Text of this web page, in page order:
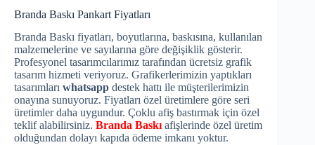
Branda Baskı Pankart Fiyatları
Branda Baskı fiyatları, boyutlarına, baskısına, kullanılan
malzemelerine ve sayılarına göre değişiklik gösterir.
Profesyonel tasarımcılarımız tarafından ücretsiz grafik
tasarım hizmeti veriyoruz. Grafikerlerimizin yaptıkları
tasarımları whatsapp destek hattı ile müşterilerimizin
onayına sunuyoruz. Fiyatları özel üretimlere göre seri
üretimler daha uygundur. Çoklu afiş bastırmak için özel
teklif alabilirsiniz. Branda Baskıafişlerinde özel üretim
olduğundan dolayı kapıda ödeme imkanı yoktur.